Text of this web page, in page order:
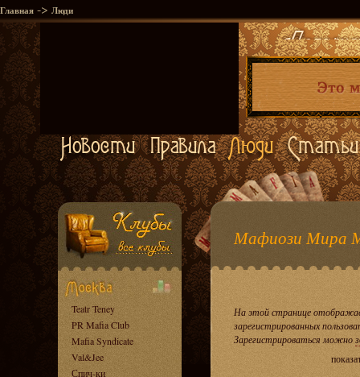
Главная -> Люди
Teatr Teney
PR Mafia Club
Mafia Syndicate
Val&Jee
Спич-ки
Мафиози Мира
На этой странице
зарегистрированных
Зарегистрироваться можно